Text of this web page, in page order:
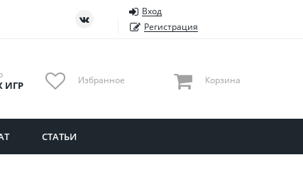
Тюменская область
Ульяновская область
Вход
Регистрация
ИГР Избранное Корзина
СТАТЬИ